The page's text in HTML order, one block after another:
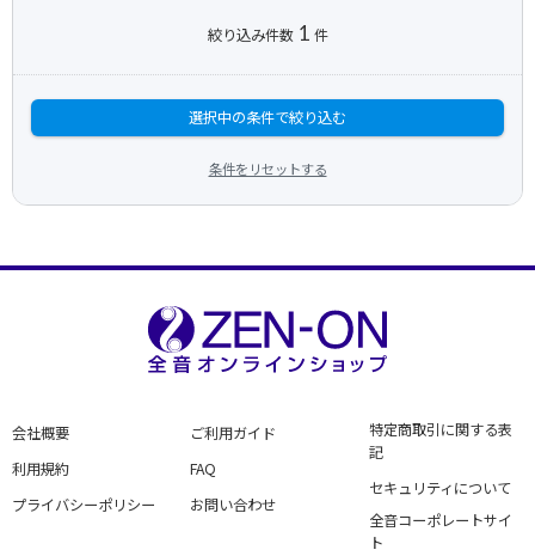
絞り込み件数 1 件
選択中の条件で絞り込む
条件をリセットする
会社概要
利用規約
プライバシーポリシー
ご利用ガイド
FAQ
お問い合わせ
特定商取引に関する表
記
セキュリティについて
全音コーポレートサイ
ト